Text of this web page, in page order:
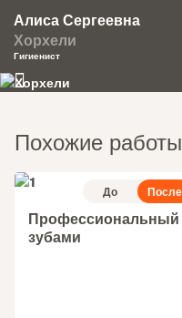
Алиса Сергеевна
Хорхели
Гигиенист
Похожие работы
До После
Профессиональный
зубами